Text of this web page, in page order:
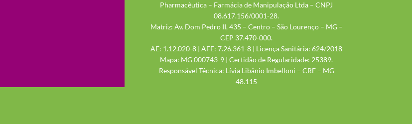
Pharmacêutica – Farmácia de Manipulação Ltda – CNPJ
08.617.156/0001-28.
Matriz: Av. Dom Pedro II, 435 – Centro – São Lourenço – MG –
CEP 37.470-000.
AE: 1.12.020-8 | AFE: 7.26.361-8 | Licença Sanitária: 624/2018
Mapa: MG 000743-9 | Certidão de Regularidade: 25389.
Responsável Técnica: Lívia Libânio Imbelloni – CRF – MG
48.115